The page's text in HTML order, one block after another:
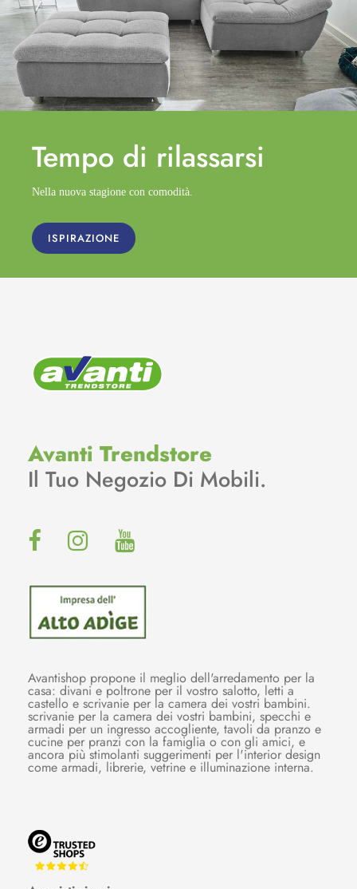
Tempo di rilassarsi
Nella nuova stagione con comodità.
ISPIRAZIONE
Avanti Trendstore
Il Tuo Negozio Di Mobili.
Avantishop propone il meglio dell'arredamento per la
casa: divani e poltrone per il vostro salotto, letti a
castello e scrivanie per la camera dei vostri bambini.
scrivanie per la camera dei vostri bambini, specchi e
armadi per un ingresso accogliente, tavoli da pranzo e
cucine per pranzi con la famiglia o con gli amici, e
ancora più stimolanti suggerimenti per l'interior design
come armadi, librerie, vetrine e illuminazione interna.